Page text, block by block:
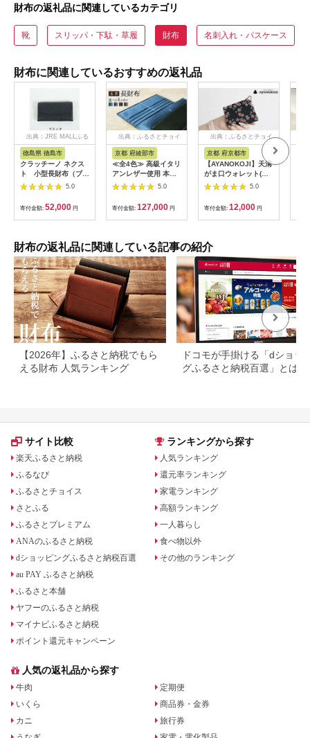
財布の返礼品に関連しているカテゴリ
靴 スリッパ・下駄・草履 財布 名刺入れ・パスケース
財布に関連しているおすすめの返礼品
出典：JRE MALLふる
さと納税
徳島県 徳島市
クラッチーノ ネクス
ト 小型長財布（ブラ
ック）
5.0
寄付金額: 52,000 円
出典：ふるさとチョイ
ス
京都 府綾部市
≪全4色≫ 高級イタリ
アンレザー使用 本革
長財布 【 イタリアン
レザー ブッテーロ 長
財布 さいふ 財布 レザ
ー イタリア革 本革長
財布 プレゼント 贈り
革財布 革 京都 綾部
】
5.0
寄付金額: 127,000 円
出典：ふるさとチョイ
京都 府京都市
【AYANOKOJI】天溝
がま口ウォレット(流
花 黒)
5.0
寄付金額: 12,000 円
財布の返礼品に関連している記事の紹介
【2026年】ふるさと納税でもら
える財布 人気ランキング
ドコモが手掛ける「dショッ
グふるさと納税百選」とは？
サイト比較
楽天ふるさと納税
ふるなび
ふるさとチョイス
さとふる
ふるさとプレミアム
ANAのふるさと納税
dショッピングふるさと納税百選
au PAY ふるさと納税
ふるさと本舗
ヤフーのふるさと納税
マイナビふるさと納税
ポイント還元キャンペーン
ランキングから探す
人気ランキング
還元率ランキング
家電ランキング
高額ランキング
一人暮らし
食べ物以外
その他のランキング
人気の返礼品から探す
牛肉
いくら
カニ
定期便
商品券・金券
旅行券